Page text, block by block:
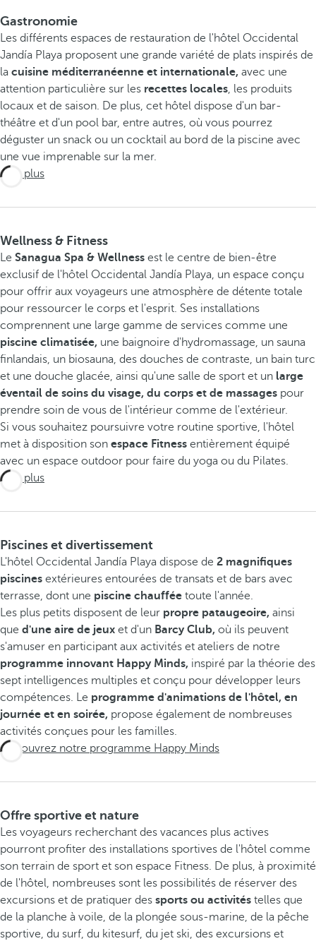
Gastronomie
Les différents espaces de restauration de l'hôtel Occidental
Jandía Playa proposent une grande variété de plats inspirés de
la cuisine méditerranéenne et internationale, avec une
attention particulière sur les recettes locales , les produits
locaux et de saison. De plus, cet hôtel dispose d'un bar-
théâtre et d'un pool bar, entre autres, où vous pourrez
déguster un snack ou un cocktail au bord de la piscine avec
une vue imprenable sur la mer.
Voir plus
Wellness & Fitness
Le Sanagua Spa & Wellness est le centre de bien-être
exclusif de l'hôtel Occidental Jandía Playa, un espace conçu
pour offrir aux voyageurs une atmosphère de détente totale
pour ressourcer le corps et l'esprit. Ses installations
comprennent une large gamme de services comme une
piscine climatisée, une baignoire d'hydromassage, un sauna
finlandais, un biosauna, des douches de contraste, un bain turc
et une douche glacée, ainsi qu'une salle de sport et un large
éventail de soins du visage, du corps et de massages pour
prendre soin de vous de l'intérieur comme de l'extérieur.
Si vous souhaitez poursuivre votre routine sportive, l'hôtel
met à disposition son espace Fitness entièrement équipé
avec un espace outdoor pour faire du yoga ou du Pilates.
Voir plus
Piscines et divertissement
L'hôtel Occidental Jandía Playa dispose de 2 magnifiques
piscines extérieures entourées de transats et de bars avec
terrasse, dont une piscine chauffée toute l'année.
Les plus petits disposent de leur propre pataugeoire, ainsi
que d'une aire de jeux et d'un Barcy Club, où ils peuvent
s'amuser en participant aux activités et ateliers de notre
programme innovant Happy Minds, inspiré par la théorie des
sept intelligences multiples et conçu pour développer leurs
compétences. Le programme d'animations de l'hôtel, en
journée et en soirée, propose également de nombreuses
activités conçues pour les familles.
Découvrez notre programme Happy Minds
Offre sportive et nature
Les voyageurs recherchant des vacances plus actives
pourront profiter des installations sportives de l'hôtel comme
son terrain de sport et son espace Fitness. De plus, à proximité
de l'hôtel, nombreuses sont les possibilités de réserver des
excursions et de pratiquer des sports ou activités telles que
de la planche à voile, de la plongée sous-marine, de la pêche
sportive, du surf, du kitesurf, du jet ski, des excursions et